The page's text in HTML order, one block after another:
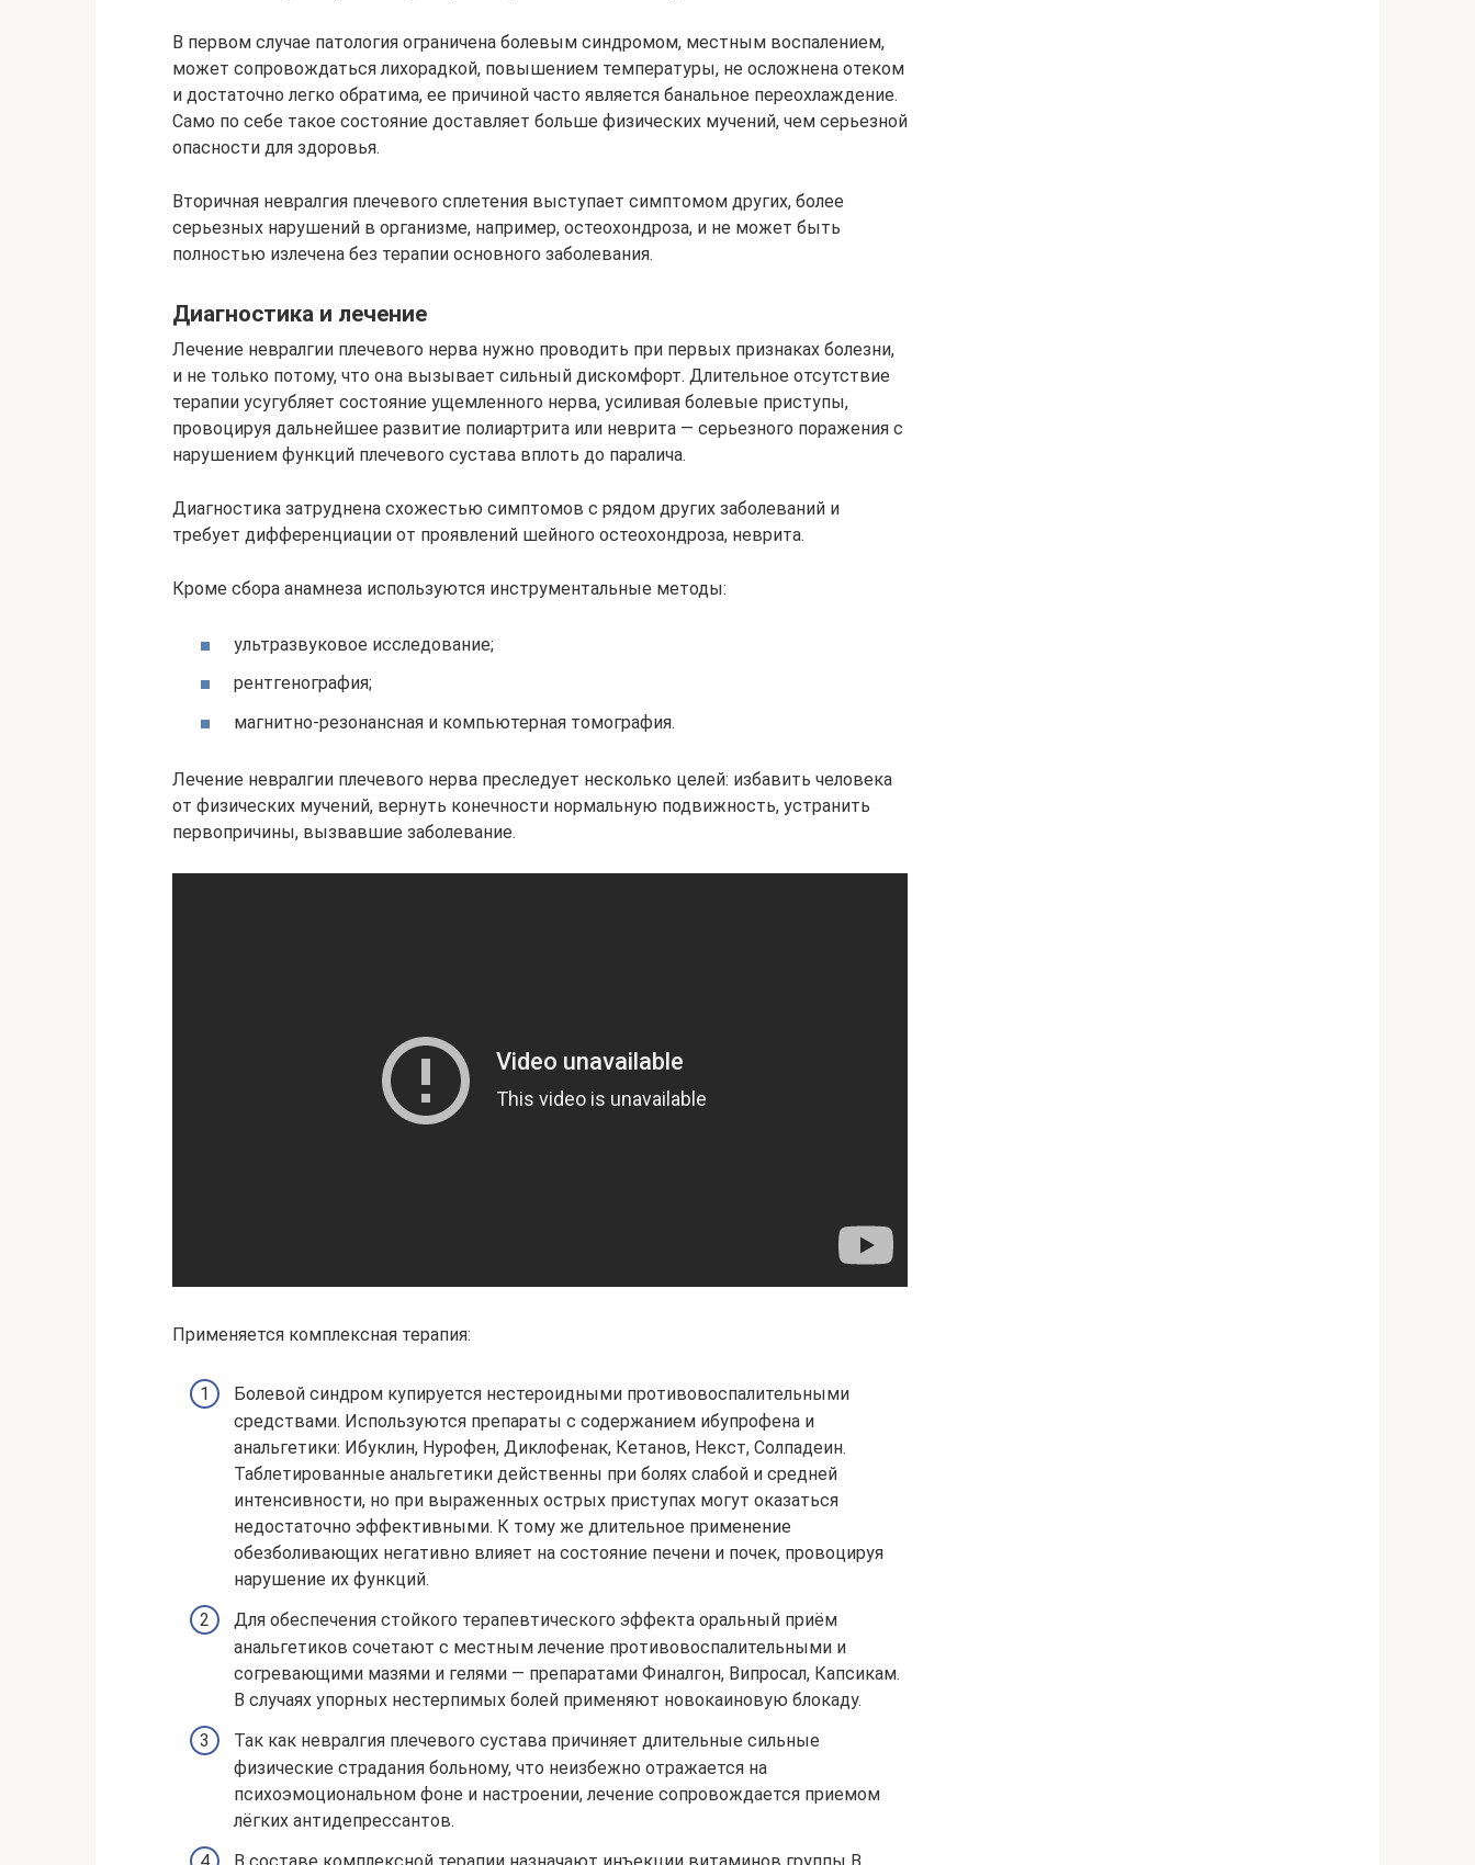
В первом случае патология ограничена болевым синдромом, местным воспалением,
может сопровождаться лихорадкой, повышением температуры, не осложнена отеком
и достаточно легко обратима, ее причиной часто является банальное переохлаждение.
Само по себе такое состояние доставляет больше физических мучений, чем серьезной
опасности для здоровья.
Вторичная невралгия плечевого сплетения выступает симптомом других, более
серьезных нарушений в организме, например, остеохондроза, и не может быть
полностью излечена без терапии основного заболевания.
Диагностика и лечение
Лечение невралгии плечевого нерва нужно проводить при первых признаках болезни,
и не только потому, что она вызывает сильный дискомфорт. Длительное отсутствие
терапии усугубляет состояние ущемленного нерва, усиливая болевые приступы,
провоцируя дальнейшее развитие полиартрита или неврита — серьезного поражения с
нарушением функций плечевого сустава вплоть до паралича.
Диагностика затруднена схожестью симптомов с рядом других заболеваний и
требует дифференциации от проявлений шейного остеохондроза, неврита.
Кроме сбора анамнеза используются инструментальные методы:
ультразвуковое исследование;
рентгенография;
магнитно-резонансная и компьютерная томография.
Лечение невралгии плечевого нерва преследует несколько целей: избавить человека
от физических мучений, вернуть конечности нормальную подвижность, устранить
первопричины, вызвавшие заболевание.
Применяется комплексная терапия:
Болевой синдром купируется нестероидными противовоспалительными
средствами. Используются препараты с содержанием ибупрофена и
анальгетики: Ибуклин, Нурофен, Диклофенак, Кетанов, Некст, Солпадеин.
Таблетированные анальгетики действенны при болях слабой и средней
интенсивности, но при выраженных острых приступах могут оказаться
недостаточно эффективными. К тому же длительное применение
обезболивающих негативно влияет на состояние печени и почек, провоцируя
нарушение их функций.
Для обеспечения стойкого терапевтического эффекта оральный приём
анальгетиков сочетают с местным лечение противовоспалительными и
согревающими мазями и гелями — препаратами Финалгон, Випросал, Капсикам.
В случаях упорных нестерпимых болей применяют новокаиновую блокаду.
Так как невралгия плечевого сустава причиняет длительные сильные
физические страдания больному, что неизбежно отражается на
психоэмоциональном фоне и настроении, лечение сопровождается приемом
лёгких антидепрессантов.